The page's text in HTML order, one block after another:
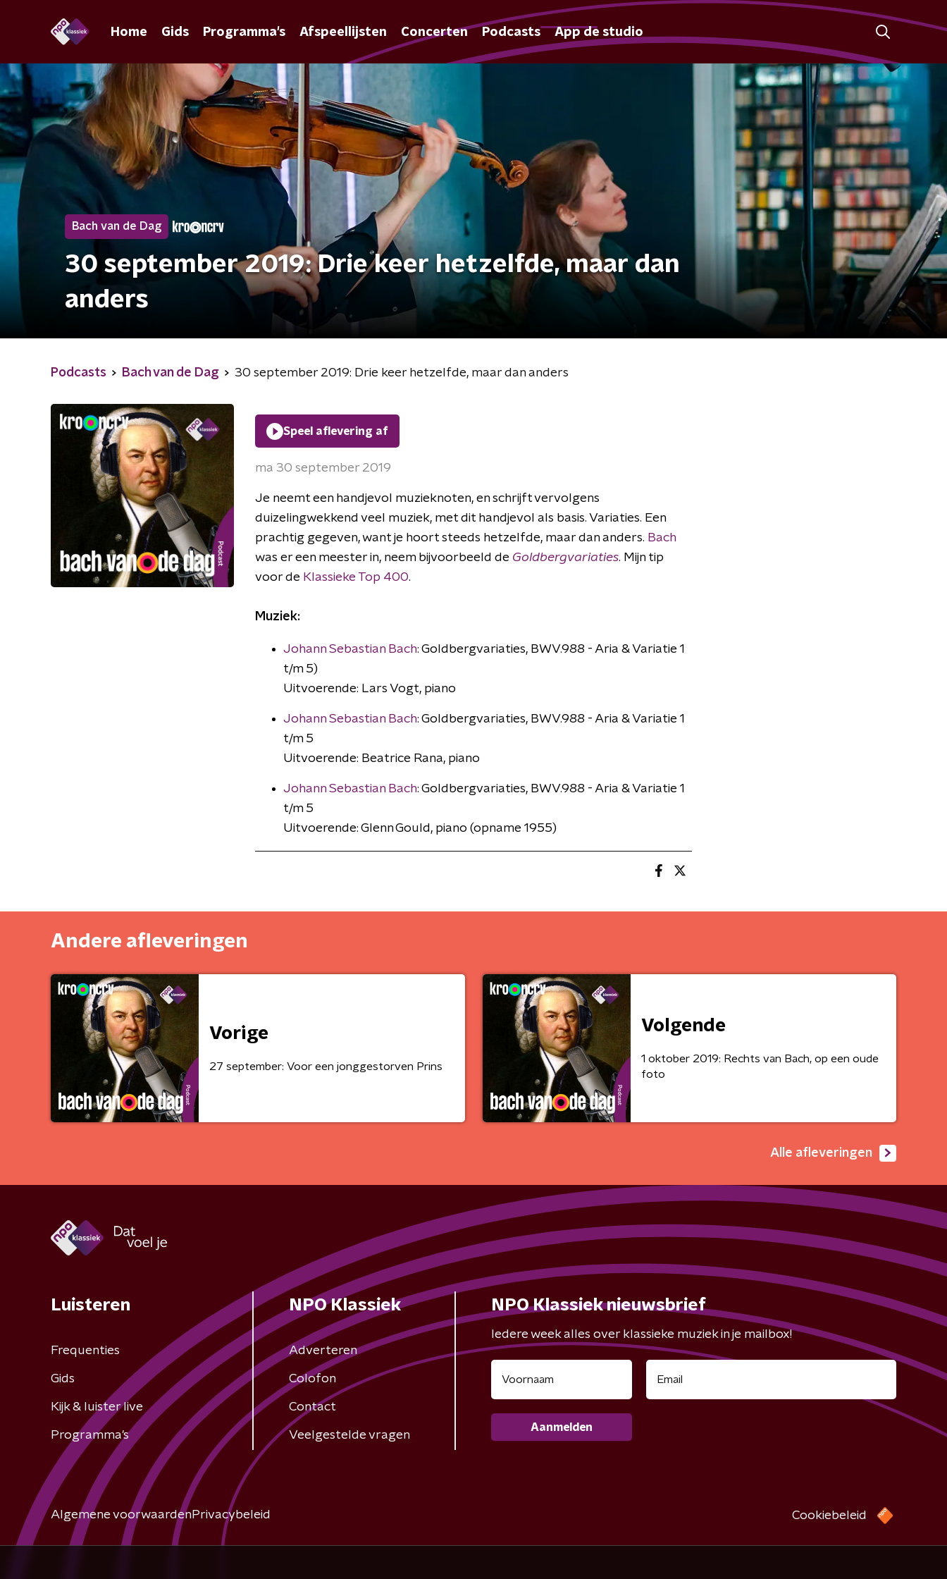
Home Gids Programma's Afspeellijsten Concerten Podcasts App de studio
Bach van de Dag
30 september 2019: Drie keer hetzelfde, maar dan
anders
Podcasts Bach van de Dag 30 september 2019: Drie keer hetzelfde, maar dan anders
Speel aflevering af
ma 30 september 2019
Je neemt een handjevol muzieknoten, en schrijft vervolgens
duizelingwekkend veel muziek, met dit handjevol als basis. Variaties. Een
prachtig gegeven, want je hoort steeds hetzelfde, maar dan anders. Bach
was er een meester in, neem bijvoorbeeld de Goldbergvariaties. Mijn tip
voor de Klassieke Top 400.
Muziek:
Johann Sebastian Bach: Goldbergvariaties, BWV.988 - Aria & Variatie 1
t/m 5)
Uitvoerende: Lars Vogt, piano
Johann Sebastian Bach: Goldbergvariaties, BWV.988 - Aria & Variatie 1
t/m 5
Uitvoerende: Beatrice Rana, piano
Johann Sebastian Bach: Goldbergvariaties, BWV.988 - Aria & Variatie 1
t/m 5
Uitvoerende: Glenn Gould, piano (opname 1955)
Andere afleveringen
Vorige
27 september: Voor een jonggestorven Prins
Volgende
1 oktober 2019: Rechts van Bach, op een oude
foto
Alle afleveringen
Luisteren
Frequenties
Gids
Kijk & luister live
Programma's
NPO Klassiek
Adverteren
Colofon
Contact
Veelgestelde vragen
NPO Klassiek nieuwsbrief
Iedere week alles over klassieke muziek in je mailbox!
Aanmelden
Algemene voorwaardenPrivacybeleid Cookiebeleid